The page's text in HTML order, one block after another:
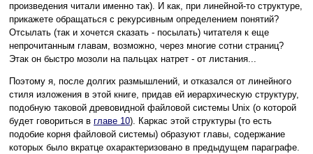
произведения читали именно так). И как, при линейной-то структуре,
прикажете обращаться с рекурсивным определением понятий?
Отсылать (так и хочется сказать - посылать) читателя к еще
непрочитанным главам, возможно, через многие сотни страниц?
Этак он быстро мозоли на пальцах натрет - от листания...
Поэтому я, после долгих размышлений, и отказался от линейного
стиля изложения в этой книге, придав ей иерархическую структуру,
подобную таковой древовидной файловой системы Unix (о которой
будет говориться в главе 10). Каркас этой структуры (то есть
подобие корня файловой системы) образуют главы, содержание
которых было вкратце охарактеризовано в предыдущем параграфе.